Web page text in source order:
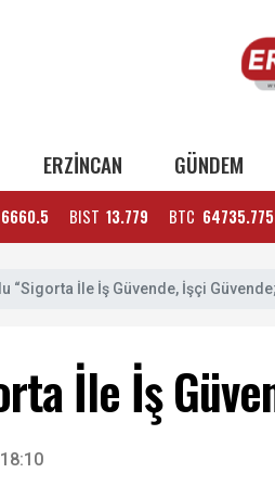
ERZİNCAN GÜNDEM
6660.5 BIST 13.779 BTC
“Sigorta İle İş Güvende, İşçi
İle İş